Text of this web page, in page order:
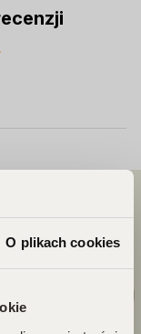
O plikach cookies